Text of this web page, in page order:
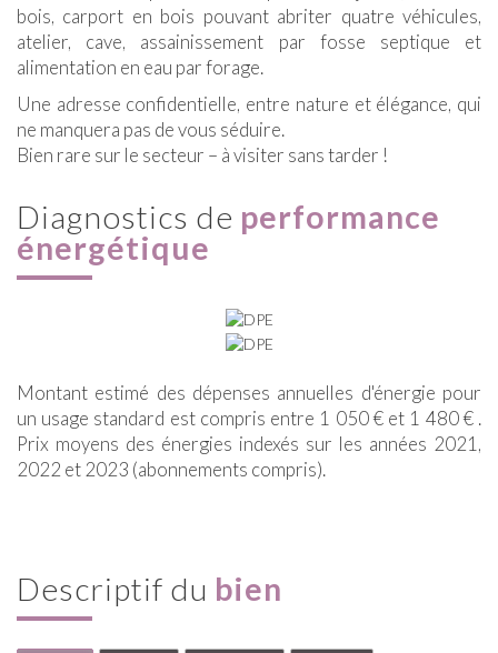
bois, carport en bois pouvant abriter quatre véhicules,
atelier, cave, assainissement par fosse septique et
alimentation en eau par forage.
Une adresse confidentielle, entre nature et élégance, qui
ne manquera pas de vous séduire.
Bien rare sur le secteur – à visiter sans tarder !
diagnostics de performance
énergétique
Montant estimé des dépenses annuelles d'énergie pour
un usage standard est compris entre 1 050 € et 1 480 € .
Prix moyens des énergies indexés sur les années 2021,
2022 et 2023 (abonnements compris).
descriptif du bien